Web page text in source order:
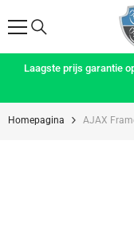
Laagste prijs garantie
Homepagina AJAX